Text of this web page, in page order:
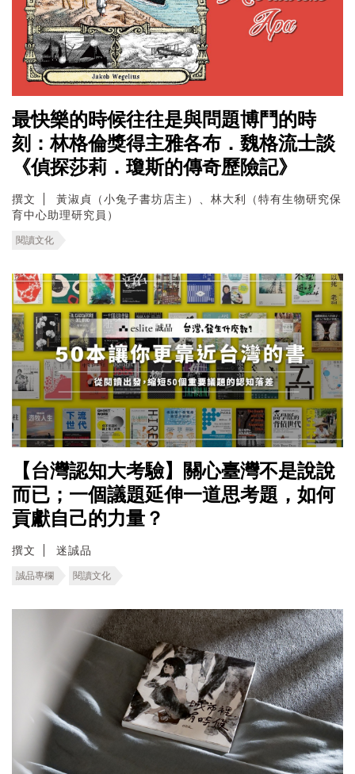
最快樂的時候往往是與問題博鬥的時
刻：林格倫獎得主雅各布．魏格流士談
《偵探莎莉．瓊斯的傳奇歷險記》
撰文
黃淑貞（小兔子書坊店主）、林大利（特有生物研究保
育中心助理研究員）
閱讀文化
【台灣認知大考驗】關心臺灣不是說說
而已；一個議題延伸一道思考題，如何
貢獻自己的力量？
撰文 迷誠品
誠品專欄 閱讀文化